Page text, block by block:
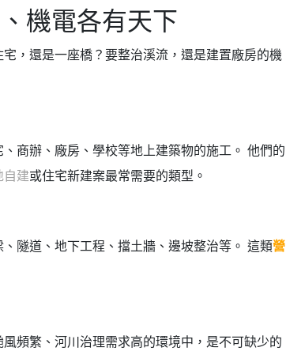
機電各有天下
，還是一座橋？要整治溪流，還是建置廠房的機
、商辦、廠房、學校等地上建築物的施工。 他們的
自建或住宅新建案最常需要的類型。
隧道、地下工程、擋土牆、邊坡整治等。 這類營
風頻繁、河川治理需求高的環境中，是不可缺少的